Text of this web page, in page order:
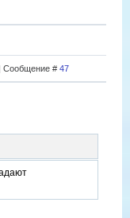
Сообщение # 47